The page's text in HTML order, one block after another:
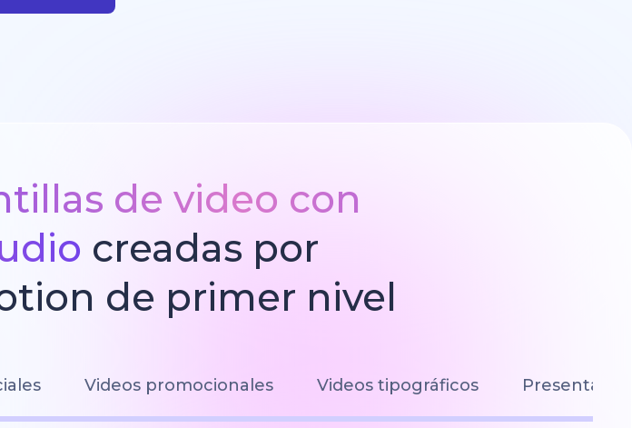
de video con
creadas por
de primer nivel
Videos promocionales Videos tipográficos